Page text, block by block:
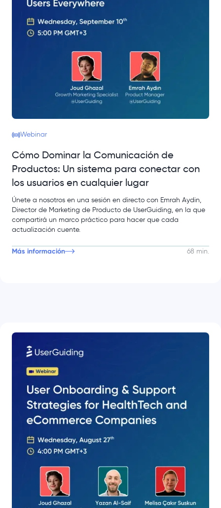
Webinar
Cómo Dominar la Comunicación de
Productos: Un sistema para conectar con
los usuarios en cualquier lugar
Únete a nosotros en una sesión en directo con Emrah Aydin,
Director de Marketing de Producto de UserGuiding, en la que
compartirá un marco práctico para hacer que cada
actualización cuente.
Más información 68 min.